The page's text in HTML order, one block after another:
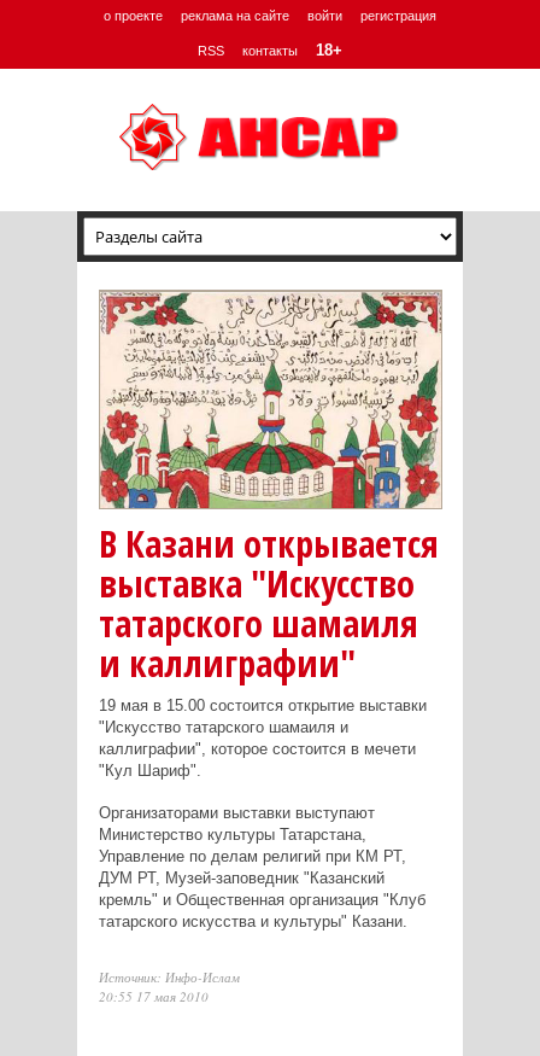
о проекте реклама на сайте войти регистрация
RSS контакты 18+
В Казани открывается
выставка "Искусство
татарского шамаиля
и каллиграфии"
19 мая в 15.00 состоится открытие выставки
"Искусство татарского шамаиля и
каллиграфии", которое состоится в мечети
"Кул Шариф".
Организаторами выставки выступают
Министерство культуры Татарстана,
Управление по делам религий при КМ РТ,
ДУМ РТ, Музей-заповедник "Казанский
кремль" и Общественная организация "Клуб
татарского искусства и культуры" Казани.
Источник: Инфо-Ислам
20:55 17 мая 2010